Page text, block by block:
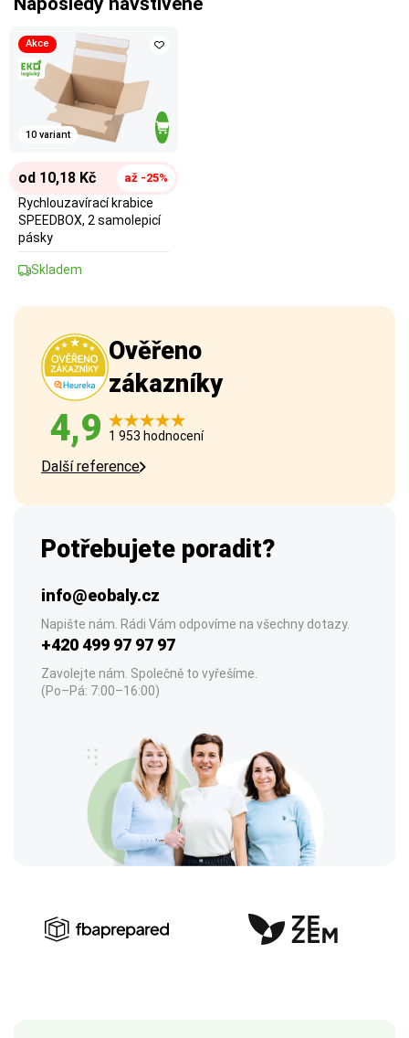
Akce
10 variant
od 10,18 Kč až -25%
Rychlouzavírací krabice
SPEEDBOX, 2 samolepicí
pásky
Skladem
Ověřeno
zákazníky
4,9 1 953 hodnocení
Další reference
Potřebujete poradit?
info@eobaly.cz
Napište nám. Rádi Vám odpovíme na všechny dotazy.
+420 499 97 97 97
Zavolejte nám. Společně to vyřešíme.
(Po–Pá: 7:00–16:00)